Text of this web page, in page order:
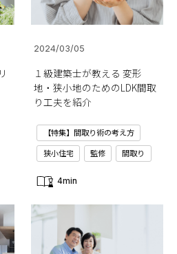
2024/03/05
１級建築士が教える 変形
地・狭小地のためのLDK間取
り工夫を紹介
【特集】間取り術の考え方
狭小住宅
監修 間取り
4min